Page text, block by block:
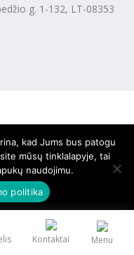
Kontaktai Menu
g. 1-132, LT-08353
kad Jums bus patogu
mūsų tinklalapyje, tai
naudojimu.
politika